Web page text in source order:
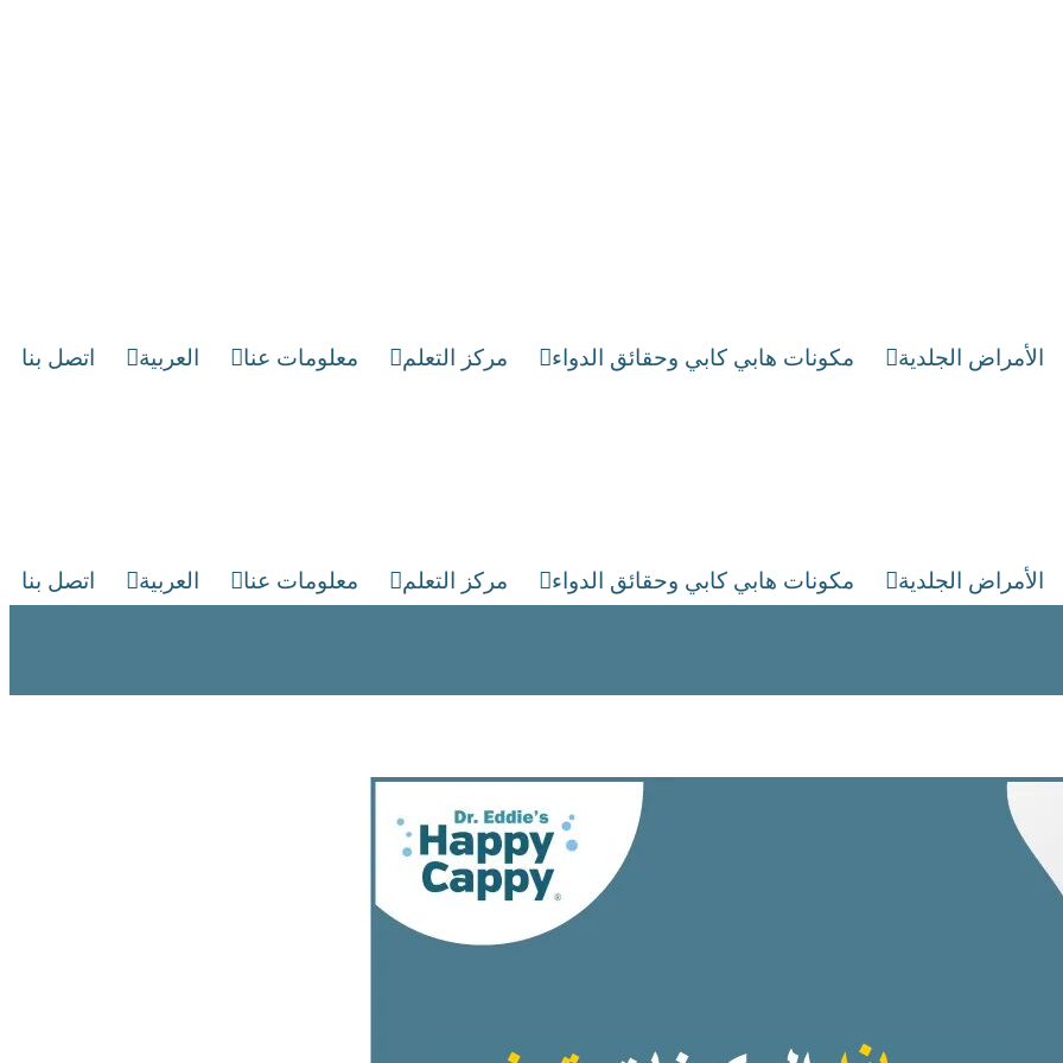
الأمراض الجلدية مكونات هابي كابي وحقائق الدواء مركز التعلم معلومات عنا العربية اتصل بنا
الأمراض الجلدية مكونات هابي كابي وحقائق الدواء مركز التعلم معلومات عنا العربية اتصل بنا